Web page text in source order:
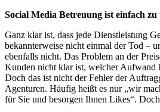
Social Media Betreuung ist einfach zu
Ganz klar ist, dass jede Dienstleistung
bekannterweise nicht einmal der Tod –
ebenfalls nicht. Das Problem an der
Kunden nicht klar ist, welcher Aufwand
Doch das ist nicht der Fehler der
Agenturen. Häufig heißt es nur „wir
für Sie und besorgen Ihnen Likes“.